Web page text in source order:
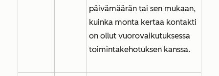
päivämäärän tai sen mukaan,
kuinka monta kertaa kontakti
on ollut vuorovaikutuksessa
toimintakehotuksen kanssa.